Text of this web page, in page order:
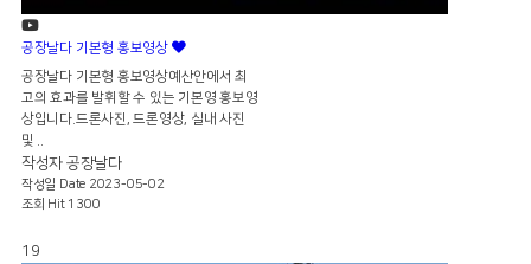
공장날다 기본형 홍보영상
공장날다 기본형 홍보영상예산안에서 최
고의 효과를 발휘할 수 있는 기본영 홍보영
상입니다.드론사진, 드론영상, 실내 사진
및 ..
작성자 공장날다
작성일 Date 2023-05-02
조회 Hit 1300
19